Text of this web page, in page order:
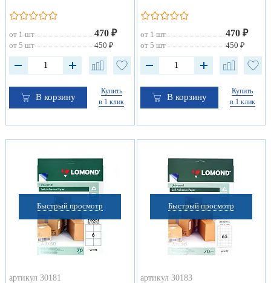
от 1 шт 470 ₽
от 5 шт 450 ₽
В корзину
Купить
в 1 клик
от 1 шт 470 ₽
от 5 шт 450 ₽
В корзину
Купить
в 1 клик
Быстрый просмотр
артикул 30181
Быстрый просмотр
артикул 30183